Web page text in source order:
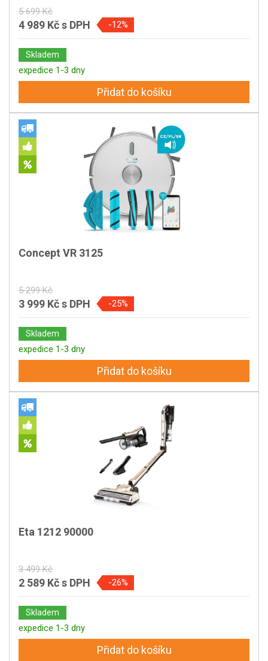
5 699 Kč
4 989 Kčs DPH -12%
Skladem
expedice 1-3 dny
Přidat do košíku
Concept VR 3125
5 299 Kč
3 999 Kčs DPH -25%
Skladem
expedice 1-3 dny
Přidat do košíku
Eta 1212 90000
3 499 Kč
2 589 Kčs DPH -26%
Skladem
expedice 1-3 dny
Přidat do košíku